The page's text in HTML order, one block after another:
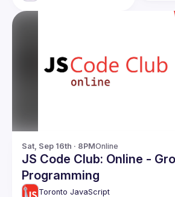
Long Awaited
Sat, Sep 16th · 8PMOnline
JS Code Club: Online -
Programming
Toronto JavaScript